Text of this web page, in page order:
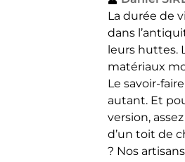
La durée de
dans
leurs huttes.
matériaux
Le savoir-
autant. Et
version,
d’un toit de
? Nos